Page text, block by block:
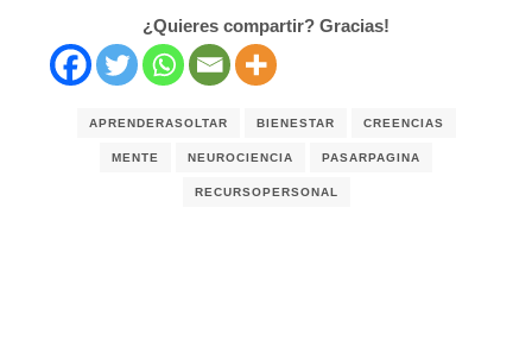
¿Quieres compartir? Gracias!
APRENDERASOLTAR BIENESTAR CREENCIAS
MENTE NEUROCIENCIA PASARPAGINA
RECURSOPERSONAL